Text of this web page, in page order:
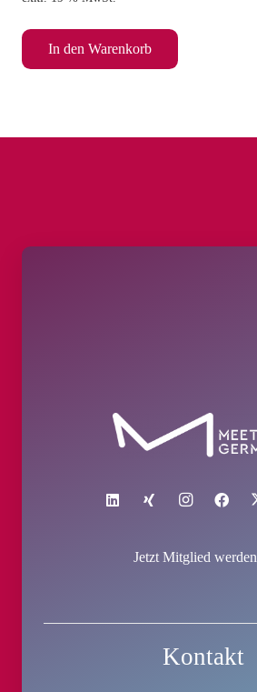
In den Warenkorb
Jetzt Mitglied werden
Kontakt